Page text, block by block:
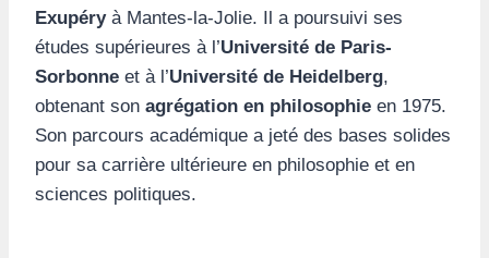
Exupéryà Mantes-la-Jolie. Il a poursuivi ses
études supérieures à l’Université de Paris-
Sorbonne et à l’Université de Heidelberg,
obtenant son agrégation en philosophie en 1975.
Son parcours académique a jeté des bases solides
pour sa carrière ultérieure en philosophie et en
sciences politiques.